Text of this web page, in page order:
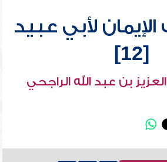
لأبي عبيد
[12]
بن عبد الله الراجحي